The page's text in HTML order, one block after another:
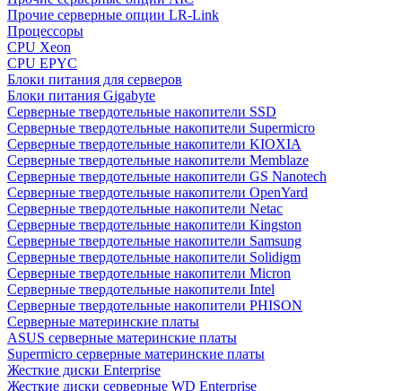
Прочие серверные опции LR-Link
Процессоры
CPU Xeon
CPU EPYC
Блоки питания для серверов
Блоки питания Gigabyte
Серверные твердотельные накопители SSD
Cерверные твердотельные накопители Supermicro
Cерверные твердотельные накопители KIOXIA
Cерверные твердотельные накопители Memblaze
Cерверные твердотельные накопители GS Nanotech
Серверные твердотельные накопители OpenYard
Серверные твердотельные накопители Netac
Cерверные твердотельные накопители Kingston
Cерверные твердотельные накопители Samsung
Cерверные твердотельные накопители Solidigm
Cерверные твердотельные накопители Micron
Cерверные твердотельные накопители Intel
Cерверные твердотельные накопители PHISON
Серверные материнские платы
ASUS серверные материнские платы
Supermicro серверные материнские платы
Жесткие диски Enterprise
Жесткие диски серверные WD Enterprise